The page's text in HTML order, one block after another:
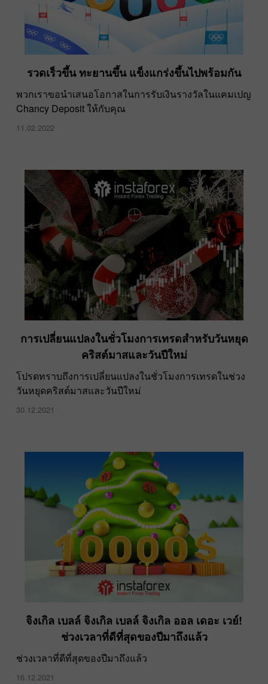
รวดเร็วขึ้น ทะยานขึ้น แข็งแกร่งขึ้นไปพร้อมกัน
พวกเราขอนำเสนอโอกาสในการรับเงินรางวัลในแคมเปญ
Chancy Deposit ให้กับคุณ
11.02.2022
การเปลี่ยนแปลงในชั่วโมงการเทรดสำหรับวันหยุด
คริสต์มาสและวันปีใหม่
โปรดทราบถึงการเปลี่ยนแปลงในชั่วโมงการเทรดในช่วง
วันหยุดคริสต์มาสและวันปีใหม่
30.12.2021
จิงเกิล เบลล์ จิงเกิล เบลล์ จิงเกิล ออล เดอะ เวย์!
ช่วงเวลาที่ดีที่สุดของปีมาถึงแล้ว
ช่วงเวลาที่ดีที่สุดของปีมาถึงแล้ว
16.12.2021